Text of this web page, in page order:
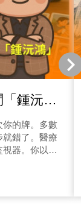
鍾沅
析！
你的牌。多數
錯了。醫療
器。你以為
。病房監視